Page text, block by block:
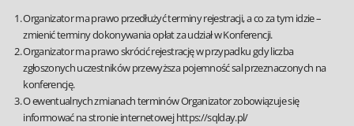
Organizator ma prawo przedłużyć terminy rejestracji, a co za tym idzie –
zmienić terminy dokonywania opłat za udział w Konferencji.
Organizator ma prawo skrócić rejestrację w przypadku gdy liczba
zgłoszonych uczestników przewyższa pojemność sal przeznaczonych na
konferencję.
O ewentualnych zmianach terminów Organizator zobowiązuje się
informować na stronie internetowejhttps://sqlday.pl/